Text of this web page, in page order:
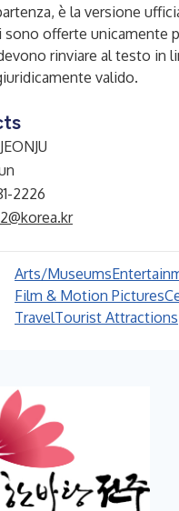
è la versione
sono offerte unicamente
rinviare al testo in
valido.
2226
Arts/Museums
Film & Motion Pictures
TravelTourist Attractions